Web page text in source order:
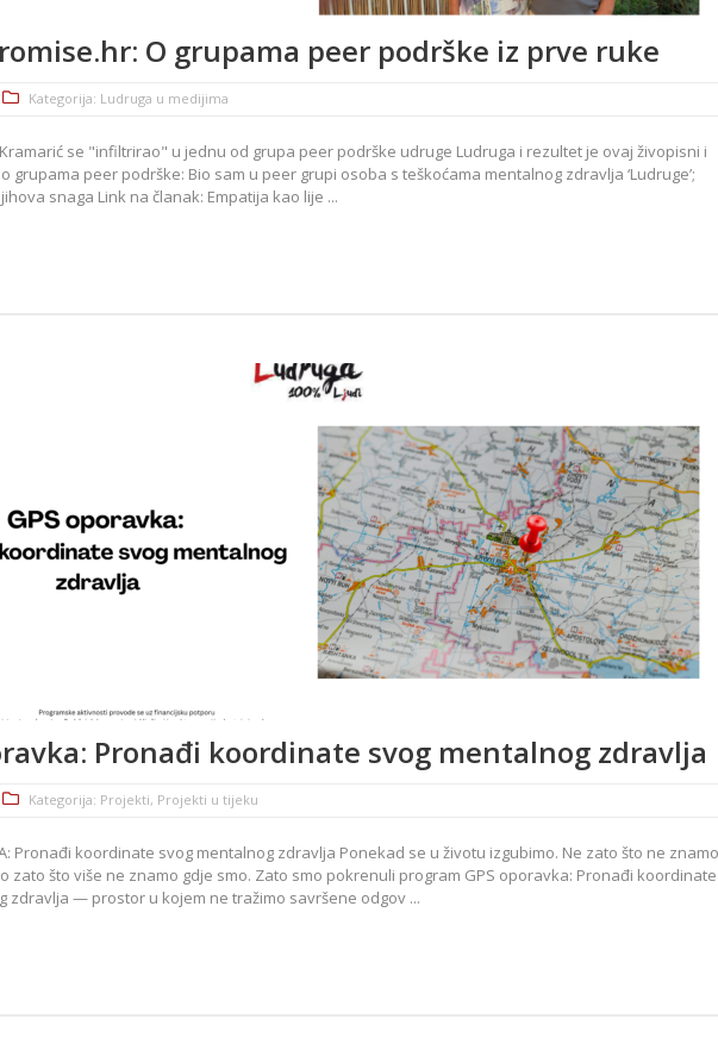
O grupama peer podrške iz prve ruke
Kategorija: Ludruga u medijima
se "infiltrirao" u jednu od grupa peer podrške udruge Ludruga i rezultet je ovaj živopisni i
grupama peer podrške: Bio sam u peer grupi osoba s teškoćama mentalnog zdravlja ‘Ludruge’;
snaga Link na članak: Empatija kao lije ...
Pronađi koordinate svog mentalnog zdravlja
Kategorija: Projekti, Projekti u tijeku
Pronađi koordinate svog mentalnog zdravlja Ponekad se u životu izgubimo. Ne zato što ne znamo
zato što više ne znamo gdje smo. Zato smo pokrenuli program GPS oporavka: Pronađi koordinate
zdravlja — prostor u kojem ne tražimo savršene odgov ...